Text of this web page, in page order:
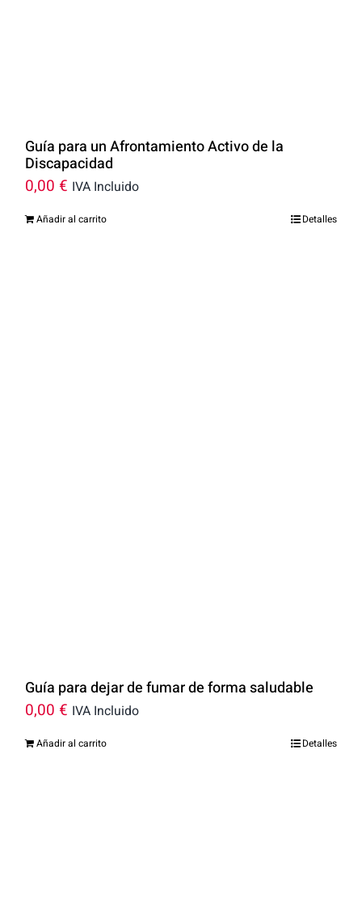
Guía para un Afrontamiento Activo de la
Discapacidad
0,00 € IVA Incluido
Añadir al carrito Detalles
Guía para dejar de fumar de forma saludable
0,00 € IVA Incluido
Añadir al carrito Detalles